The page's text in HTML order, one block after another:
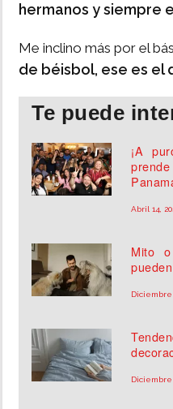
hermanos y siempre
Me inclino más por el
de béisbol, ese es
Te puede
¡A
Abril 14,
Mito
Diciembre
Diciembre